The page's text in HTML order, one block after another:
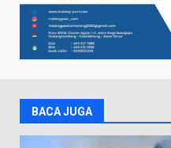
BACA JUGA